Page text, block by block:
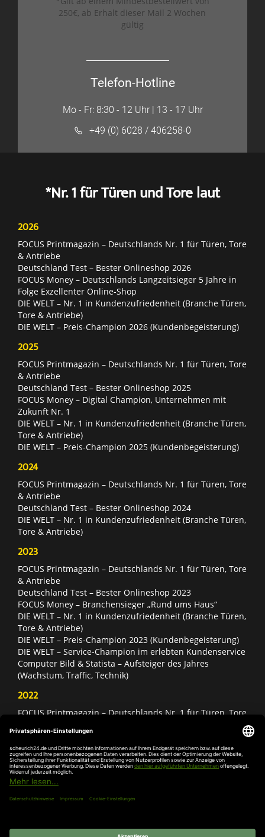
250€, ab Erhalt dieser Mail 2 Wochen
gültig
Telefon-Hotline
Mo - Fr: 8:30 - 12 Uhr | 13 - 17 Uhr
+49 (0) 6028 / 406258-0
*Nr. 1 für Türen und Tore laut
2026
FOCUS Printmagazin – Deutschlands Nr. 1 für Türen, Tore
& Antriebe
Deutschland Test – Bester Onlineshop 2026
FOCUS Money – Deutschlands Langzeitsieger 5 Jahre in
Folge Exzellenter Online-Shop
DIE WELT – Nr. 1 in Kundenzufriedenheit (Branche Türen,
Tore & Antriebe)
DIE WELT – Preis-Champion 2026 (Kundenbegeisterung)
2025
FOCUS Printmagazin – Deutschlands Nr. 1 für Türen, Tore
& Antriebe
Deutschland Test – Bester Onlineshop 2025
FOCUS Money – Digital Champion, Unternehmen mit
Zukunft Nr. 1
DIE WELT – Nr. 1 in Kundenzufriedenheit (Branche Türen,
Tore & Antriebe)
DIE WELT – Preis-Champion 2025 (Kundenbegeisterung)
2024
FOCUS Printmagazin – Deutschlands Nr. 1 für Türen, Tore
& Antriebe
Deutschland Test – Bester Onlineshop 2024
DIE WELT – Nr. 1 in Kundenzufriedenheit (Branche Türen,
Tore & Antriebe)
2023
FOCUS Printmagazin – Deutschlands Nr. 1 für Türen, Tore
& Antriebe
Deutschland Test – Bester Onlineshop 2023
FOCUS Money – Branchensieger „Rund ums Haus“
DIE WELT – Nr. 1 in Kundenzufriedenheit (Branche Türen,
Tore & Antriebe)
DIE WELT – Preis-Champion 2023 (Kundenbegeisterung)
DIE WELT – Service-Champion im erlebten Kundenservice
Computer Bild & Statista – Aufsteiger des Jahres
(Wachstum, Traffic, Technik)
2022
FOCUS Printmagazin – Deutschlands Nr. 1 für Türen, Tore
Deutschland Test – Bester Onlineshop 2022
FOCUS Money – Branchensieger „Rund ums Haus“
DIE WELT – Service-Champion im erlebten Kundenservice
DIE WELT – Branchengewinner Gold-Rang (Türen, Tore &
Antriebe)